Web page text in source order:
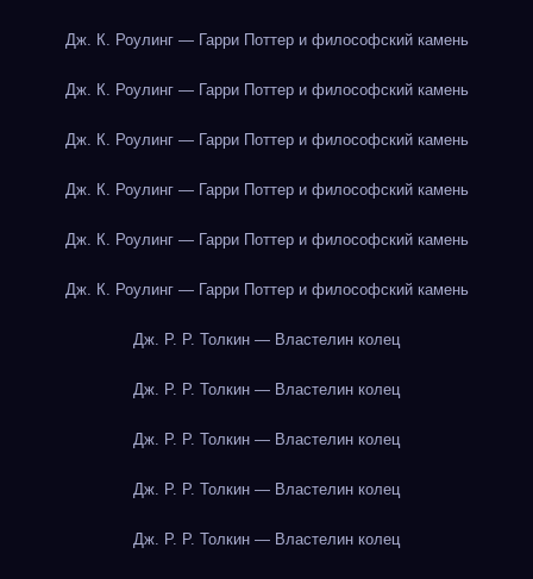
Дж. К. Роулинг — Гарри Поттер и философский камень
Дж. К. Роулинг — Гарри Поттер и философский камень
Дж. К. Роулинг — Гарри Поттер и философский камень
Дж. К. Роулинг — Гарри Поттер и философский камень
Дж. К. Роулинг — Гарри Поттер и философский камень
Дж. К. Роулинг — Гарри Поттер и философский камень
Дж. Р. Р. Толкин — Властелин колец
Дж. Р. Р. Толкин — Властелин колец
Дж. Р. Р. Толкин — Властелин колец
Дж. Р. Р. Толкин — Властелин колец
Дж. Р. Р. Толкин — Властелин колец